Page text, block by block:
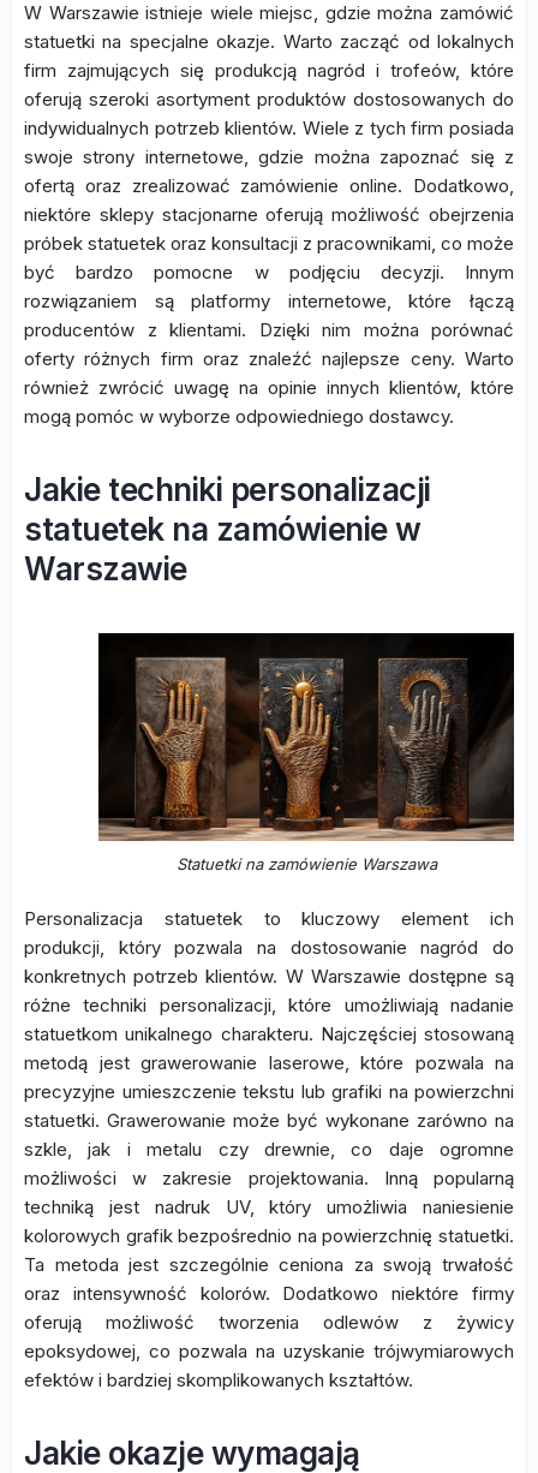
W Warszawie istnieje wiele miejsc, gdzie można zamówić
statuetki na specjalne okazje. Warto zacząć od lokalnych
firm zajmujących się produkcją nagród i trofeów, które
oferują szeroki asortyment produktów dostosowanych do
indywidualnych potrzeb klientów. Wiele z tych firm posiada
swoje strony internetowe, gdzie można zapoznać się z
ofertą oraz zrealizować zamówienie online. Dodatkowo,
niektóre sklepy stacjonarne oferują możliwość obejrzenia
próbek statuetek oraz konsultacji z pracownikami, co może
być bardzo pomocne w podjęciu decyzji. Innym
rozwiązaniem są platformy internetowe, które łączą
producentów z klientami. Dzięki nim można porównać
oferty różnych firm oraz znaleźć najlepsze ceny. Warto
również zwrócić uwagę na opinie innych klientów, które
mogą pomóc w wyborze odpowiedniego dostawcy.
Jakie techniki personalizacji
statuetek na zamówienie w
Warszawie
Statuetki na zamówienie Warszawa
Personalizacja statuetek to kluczowy element ich
produkcji, który pozwala na dostosowanie nagród do
konkretnych potrzeb klientów. W Warszawie dostępne są
różne techniki personalizacji, które umożliwiają nadanie
statuetkom unikalnego charakteru. Najczęściej stosowaną
metodą jest grawerowanie laserowe, które pozwala na
precyzyjne umieszczenie tekstu lub grafiki na powierzchni
statuetki. Grawerowanie może być wykonane zarówno na
szkle, jak i metalu czy drewnie, co daje ogromne
możliwości w zakresie projektowania. Inną popularną
techniką jest nadruk UV, który umożliwia naniesienie
kolorowych grafik bezpośrednio na powierzchnię statuetki.
Ta metoda jest szczególnie ceniona za swoją trwałość
oraz intensywność kolorów. Dodatkowo niektóre firmy
oferują możliwość tworzenia odlewów z żywicy
epoksydowej, co pozwala na uzyskanie trójwymiarowych
efektów i bardziej skomplikowanych kształtów.
Jakie okazje wymagają